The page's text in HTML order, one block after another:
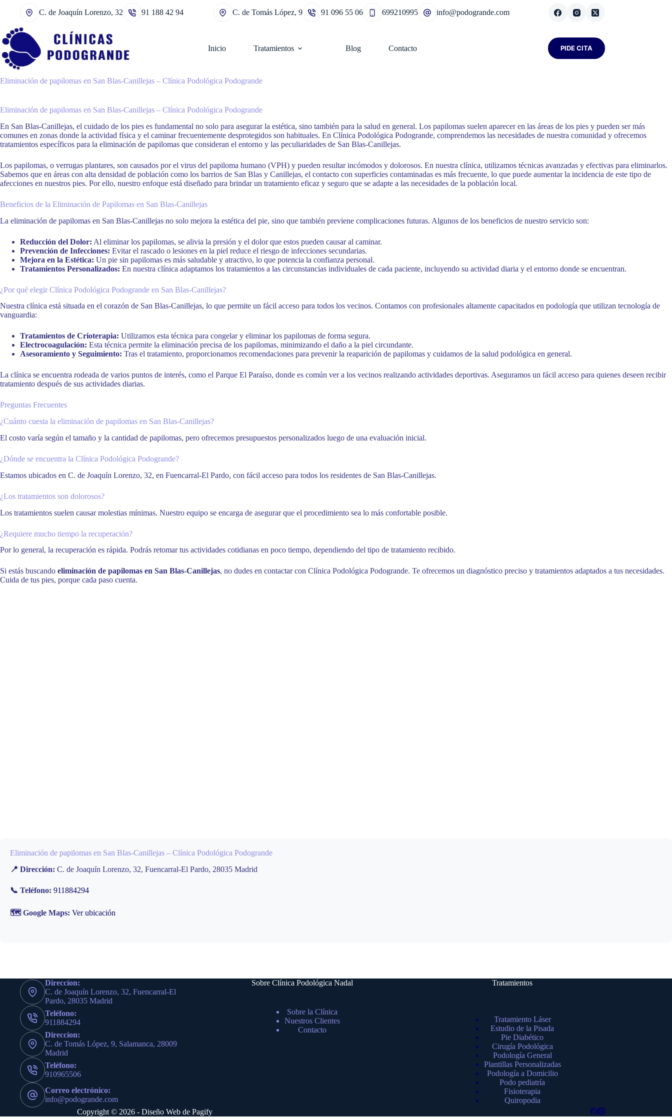
C. de Joaquín Lorenzo, 32 91 188 42 94 C. de Tomás López, 9 91 096 55 06 699210995 info@podogrande.com
Inicio Tratamientos Blog Contacto PIDE CITA
Eliminación de papilomas en San Blas-Canillejas – Clínica Podológica Podogrande
Eliminación de papilomas en San Blas-Canillejas – Clínica Podológica Podogrande
En San Blas-Canillejas, el cuidado de los pies es fundamental no solo para asegurar la estética, sino también para la salud en general. Los papilomas suelen aparecer en las áreas de los pies y pueden ser más
comunes en zonas donde la actividad física y el caminar frecuentemente desprotegidos son habituales. En Clínica Podológica Podogrande, comprendemos las necesidades de nuestra comunidad y ofrecemos
tratamientos específicos para la eliminación de papilomas que consideran el entorno y las peculiaridades de San Blas-Canillejas.
Los papilomas, o verrugas plantares, son causados por el virus del papiloma humano (VPH) y pueden resultar incómodos y dolorosos. En nuestra clínica, utilizamos técnicas avanzadas y efectivas para eliminarlos.
Sabemos que en áreas con alta densidad de población como los barrios de San Blas y Canillejas, el contacto con superficies contaminadas es más frecuente, lo que puede aumentar la incidencia de este tipo de
afecciones en nuestros pies. Por ello, nuestro enfoque está diseñado para brindar un tratamiento eficaz y seguro que se adapte a las necesidades de la población local.
Beneficios de la Eliminación de Papilomas en San Blas-Canillejas
La eliminación de papilomas en San Blas-Canillejas no solo mejora la estética del pie, sino que también previene complicaciones futuras. Algunos de los beneficios de nuestro servicio son:
Reducción del Dolor: Al eliminar los papilomas, se alivia la presión y el dolor que estos pueden causar al caminar.
Prevención de Infecciones: Evitar el rascado o lesiones en la piel reduce el riesgo de infecciones secundarias.
Mejora en la Estética: Un pie sin papilomas es más saludable y atractivo, lo que potencia la confianza personal.
Tratamientos Personalizados: En nuestra clínica adaptamos los tratamientos a las circunstancias individuales de cada paciente, incluyendo su actividad diaria y el entorno donde se encuentran.
¿Por qué elegir Clínica Podológica Podogrande en San Blas-Canillejas?
Nuestra clínica está situada en el corazón de San Blas-Canillejas, lo que permite un fácil acceso para todos los vecinos. Contamos con profesionales altamente capacitados en podología que utilizan tecnología de
vanguardia:
Tratamientos de Crioterapia: Utilizamos esta técnica para congelar y eliminar los papilomas de forma segura.
Electrocoagulación: Esta técnica permite la eliminación precisa de los papilomas, minimizando el daño a la piel circundante.
Asesoramiento y Seguimiento: Tras el tratamiento, proporcionamos recomendaciones para prevenir la reaparición de papilomas y cuidamos de la salud podológica en general.
La clínica se encuentra rodeada de varios puntos de interés, como el Parque El Paraíso, donde es común ver a los vecinos realizando actividades deportivas. Aseguramos un fácil acceso para quienes deseen recibir
tratamiento después de sus actividades diarias.
Preguntas Frecuentes
¿Cuánto cuesta la eliminación de papilomas en San Blas-Canillejas?
El costo varía según el tamaño y la cantidad de papilomas, pero ofrecemos presupuestos personalizados luego de una evaluación inicial.
¿Dónde se encuentra la Clínica Podológica Podogrande?
Estamos ubicados en C. de Joaquín Lorenzo, 32, en Fuencarral-El Pardo, con fácil acceso para todos los residentes de San Blas-Canillejas.
¿Los tratamientos son dolorosos?
Los tratamientos suelen causar molestias mínimas. Nuestro equipo se encarga de asegurar que el procedimiento sea lo más confortable posible.
¿Requiere mucho tiempo la recuperación?
Por lo general, la recuperación es rápida. Podrás retomar tus actividades cotidianas en poco tiempo, dependiendo del tipo de tratamiento recibido.
Si estás buscando eliminación de papilomas en San Blas-Canillejas, no dudes en contactar con Clínica Podológica Podogrande. Te ofrecemos un diagnóstico preciso y tratamientos adaptados a tus necesidades.
Cuida de tus pies, porque cada paso cuenta.
Eliminación de papilomas en San Blas-Canillejas – Clínica Podológica Podogrande
📍 Dirección: C. de Joaquín Lorenzo, 32, Fuencarral-El Pardo, 28035 Madrid
📞 Teléfono: 911884294
🗺️ Google Maps: Ver ubicación
Direccíon:
C. de Joaquín Lorenzo, 32, Fuencarral-El
Pardo, 28035 Madrid
Teléfono:
911884294
Direccíon:
C. de Tomás López, 9, Salamanca, 28009
Madrid
Teléfono:
910965506
Correo electrónico:
info@podogrande.com
Sobre Clínica Podológica Nadal
Sobre la Clínica
Nuestros Clientes
Contacto
Tratamientos
Tratamiento Láser
Estudio de la Pisada
Pie Diabético
Cirugía Podológica
Podología General
Plantillas Personalizadas
Podología a Domicilio
Podo pediatría
Fisioterapia
Quiropodia
Copyright © 2026 - Diseño Web dePagify